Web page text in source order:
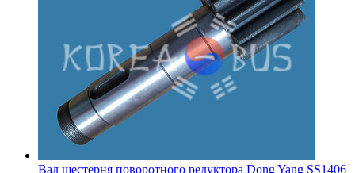
Вал шестерня поворотного редуктора Dong Yang SS1406